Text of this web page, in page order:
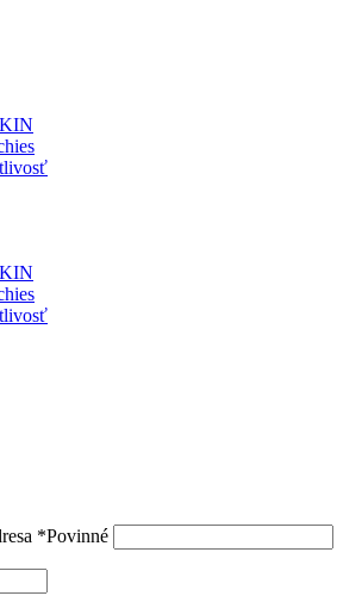
*Povinné